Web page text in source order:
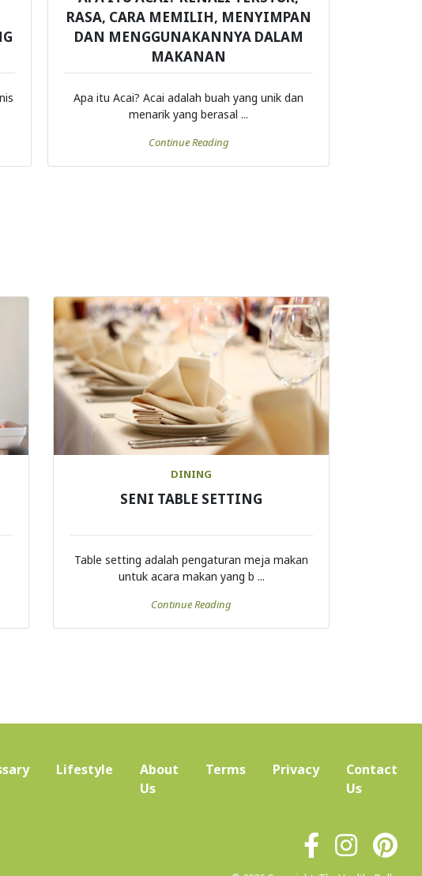
RASA, CARA MEMILIH, MENYIMPAN
DAN MENGGUNAKANNYA DALAM
MAKANAN
Apa itu Acai? Acai adalah buah yang unik dan
menarik yang berasal ...
Continue Reading
DINING
SENI TABLE SETTING
Table setting adalah pengaturan meja makan
untuk acara makan yang b ...
Continue Reading
Lifestyle
About
Us(current)
Terms Privacy
Contact
Us